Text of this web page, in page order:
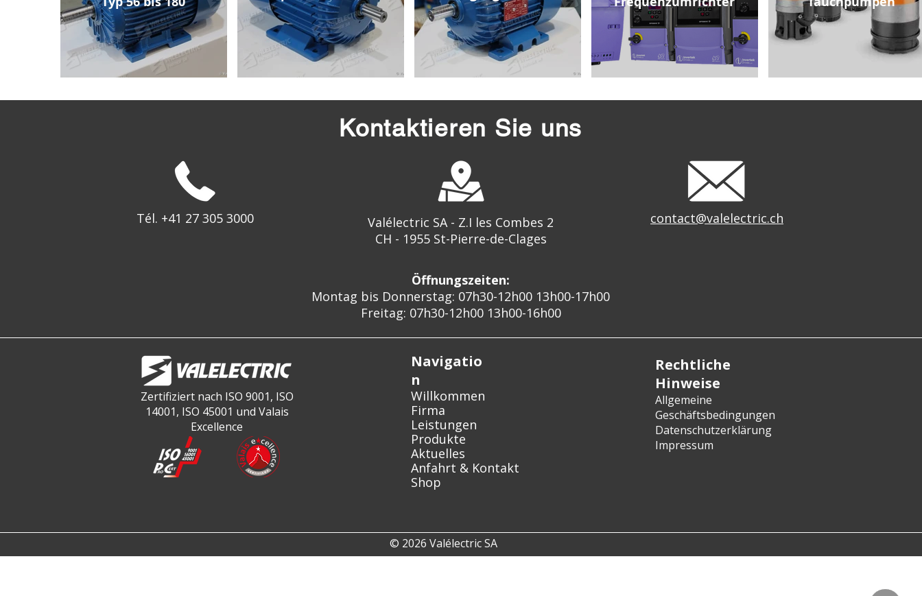
Kontaktieren Sie uns
Tél. +41 27 305 3000
Valélectric SA - Z.I les Combes 2
CH - 1955 St-Pierre-de-Clages
contact@valelectric.ch
Öffnungszeiten:
Montag bis Donnerstag: 07h30-12h00 13h00-17h00
Freitag: 07h30-12h00 13h00-16h00
Zertifiziert nach ISO 9001, ISO
14001, ISO 45001 und Valais
Excellence
Navigatio
n
Willkommen
Firma
Leistungen
Produkte
Aktuelles
Anfahrt & Kontakt
Shop
Rechtliche
Hinweise
Allgemeine
Geschäftsbedingungen
Datenschutzerklärung
Impressum
© 2026 Valélectric SA